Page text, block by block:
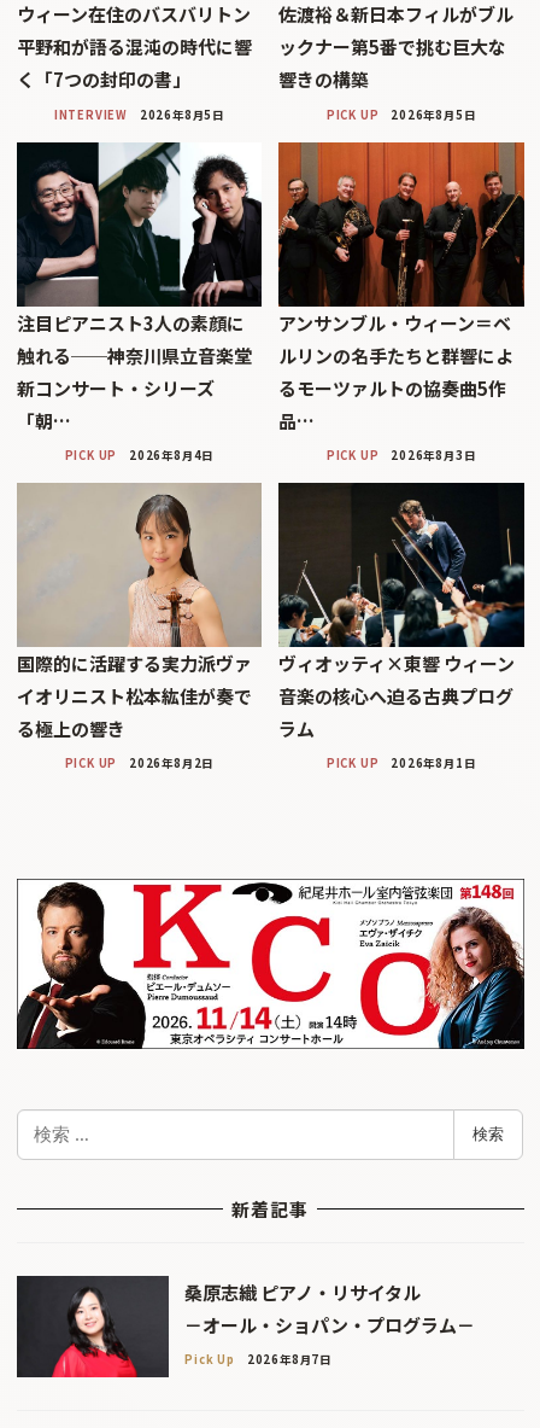
ウィーン在住のバスバリトン
平野和が語る混沌の時代に響
く「7つの封印の書」
INTERVIEW 2026年8月5日
佐渡裕＆新日本フィルがブル
ックナー第5番で挑む巨大な
響きの構築
PICK UP 2026年8月5日
注目ピアニスト3人の素顔に
触れる──神奈川県立音楽堂
新コンサート・シリーズ
「朝…
PICK UP 2026年8月4日
アンサンブル・ウィーン＝ベ
ルリンの名手たちと群響によ
るモーツァルトの協奏曲5作
品…
PICK UP 2026年8月3日
国際的に活躍する実力派ヴァ
イオリニスト松本紘佳が奏で
る極上の響き
PICK UP 2026年8月2日
ヴィオッティ×東響 ウィーン
音楽の核心へ迫る古典プログ
ラム
PICK UP 2026年8月1日
検
検索
新着記事
桑原志織 ピアノ・リサイタル
－オール・ショパン・プログラム－
Pick Up 2026年8月7日